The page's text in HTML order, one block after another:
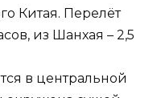
Китая. Перелёт
из Шанхая – 2,5
в центральной